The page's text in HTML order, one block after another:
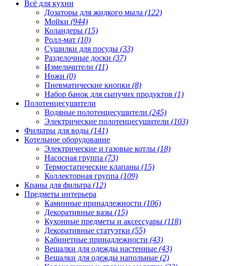
Всё для кухни
Дозаторы для жидкого мыла (122)
Мойки (944)
Коландеры (15)
Ролл-мат (10)
Сушилки для посуды (33)
Разделочные доски (37)
Измельчители (11)
Ножи (0)
Пневматические кнопки (8)
Набор банок для сыпучих продуктов (1)
Полотенцесушители
Водяные полотенцесушители (245)
Электрические полотенцесушители (103)
Фильтры для воды (141)
Котельное оборудование
Электрические и газовые котлы (18)
Насосная группа (73)
Термостатические клапаны (15)
Коллекторная группа (109)
Краны для фильтра (12)
Предметы интерьера
Каминные принадлежности (106)
Декоративные вазы (15)
Кухонные предметы и аксессуары (118)
Декоративные статуэтки (55)
Кабинетные принадлежности (43)
Вешалки для одежды настенные (43)
Вешалки для одежды напольные (2)